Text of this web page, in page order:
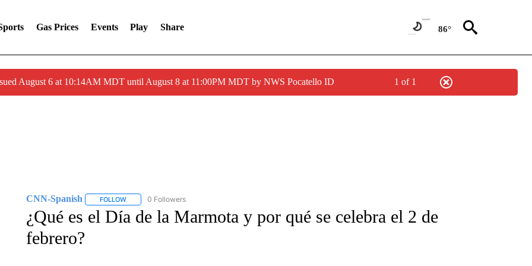
Gas Prices Events Play Share 86°
August 6 at 10:14AM MDT until August 8 at 11:00PM MDT by NWS Pocatello ID 1 of 1
CNN-Spanish FOLLOWFOLLOW "CNN-SPANISH" TO RECEIVE NOTIFICATIONS ABOUT NEW PAGES ON "CNN-SPANISH".
0 Followers
¿Qué es el Día de la Marmota y por qué se celebra el 2 de
febrero?